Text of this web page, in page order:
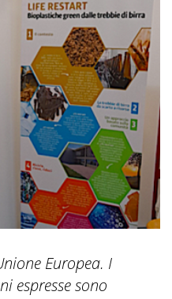
Europea. I
espresse sono